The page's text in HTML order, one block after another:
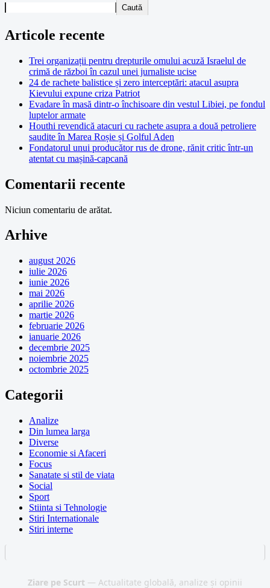
Caută
Articole recente
Trei organizații pentru drepturile omului acuză Israelul de
crimă de război în cazul unei jurnaliste ucise
24 de rachete balistice și zero interceptări: atacul asupra
Kievului expune criza Patriot
Evadare în masă dintr-o închisoare din vestul Libiei, pe fondul
luptelor armate
Houthi revendică atacuri cu rachete asupra a două petroliere
saudite în Marea Roșie și Golful Aden
Fondatorul unui producător rus de drone, rănit critic într-un
atentat cu mașină-capcană
Comentarii recente
Niciun comentariu de arătat.
Arhive
august 2026
iulie 2026
iunie 2026
mai 2026
aprilie 2026
martie 2026
februarie 2026
ianuarie 2026
decembrie 2025
noiembrie 2025
octombrie 2025
Categorii
Analize
Din lumea larga
Diverse
Economie si Afaceri
Focus
Sanatate si stil de viata
Social
Sport
Stiinta si Tehnologie
Stiri Internationale
Stiri interne
Ziare pe Scurt — Actualitate globală, analize și opinii